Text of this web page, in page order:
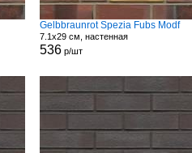
Gelbbraunrot Spezia Fubs Modf
7.1x29 см, настенная
536 р/шт